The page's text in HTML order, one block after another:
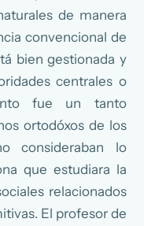
de manera
convencional de
bien gestionada y
centrales o
fue un tanto
ortodóxos de los
consideraban lo
que estudiara la
relacionados
El profesor de